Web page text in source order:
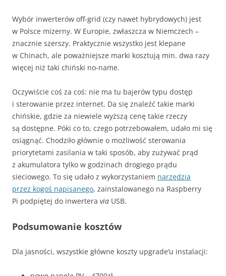
Wybór inwerterów off-grid (czy nawet hybrydowych) jest
w Polsce mizerny. W Europie, zwłaszcza w Niemczech –
znacznie szerszy. Praktycznie wszystko jest klepane
w Chinach, ale poważniejsze marki kosztują min. dwa razy
więcej niż taki chiński no-name.
Oczywiście coś za coś: nie ma tu bajerów typu dostęp
i sterowanie przez internet. Da się znaleźć takie marki
chińskie, gdzie za niewiele wyższą cenę takie rzeczy
są dostępne. Póki co to, czego potrzebowałem, udało mi się
osiągnąć. Chodziło głównie o możliwość sterowania
priorytetami zasilania w taki sposób, aby zużywać prąd
z akumulatora tylko w godzinach drogiego prądu
sieciowego. To się udało z wykorzystaniem narzędzia
przez kogoś napisanego, zainstalowanego na Raspberry
Pi podpiętej do inwertera via USB.
Podsumowanie kosztów
Dla jasności, wszystkie główne koszty upgrade’u instalacji: